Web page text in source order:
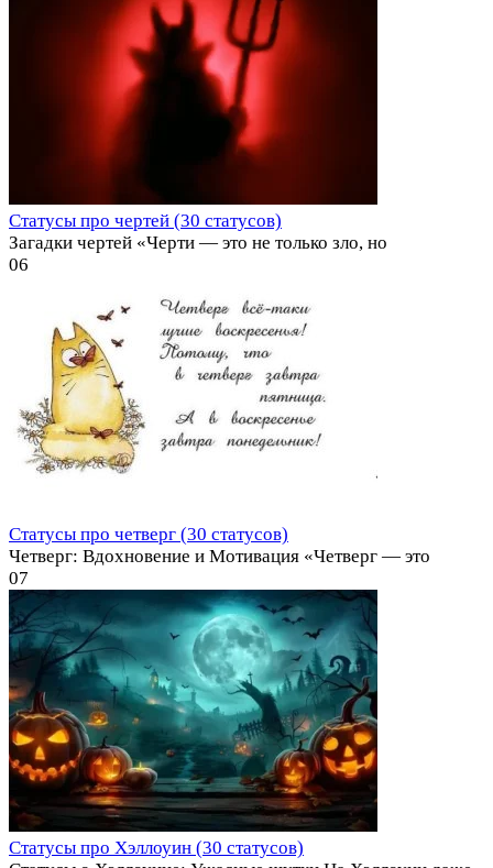
Статусы про чертей (30 статусов)
Загадки чертей «Черти — это не только зло, но
06
Статусы про четверг (30 статусов)
Четверг: Вдохновение и Мотивация «Четверг — это
07
Статусы про Хэллоуин (30 статусов)